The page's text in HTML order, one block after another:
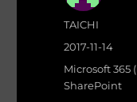
投
稿
TAICHI
投
日:
2017-11-14
カ
テ
Microsoft 365
SharePoint